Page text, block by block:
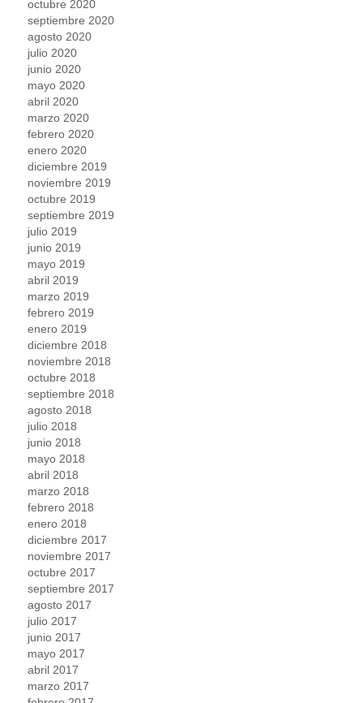
octubre 2020
septiembre 2020
agosto 2020
julio 2020
junio 2020
mayo 2020
abril 2020
marzo 2020
febrero 2020
enero 2020
diciembre 2019
noviembre 2019
octubre 2019
septiembre 2019
julio 2019
junio 2019
mayo 2019
abril 2019
marzo 2019
febrero 2019
enero 2019
diciembre 2018
noviembre 2018
octubre 2018
septiembre 2018
agosto 2018
julio 2018
junio 2018
mayo 2018
abril 2018
marzo 2018
febrero 2018
enero 2018
diciembre 2017
noviembre 2017
octubre 2017
septiembre 2017
agosto 2017
julio 2017
junio 2017
mayo 2017
abril 2017
marzo 2017